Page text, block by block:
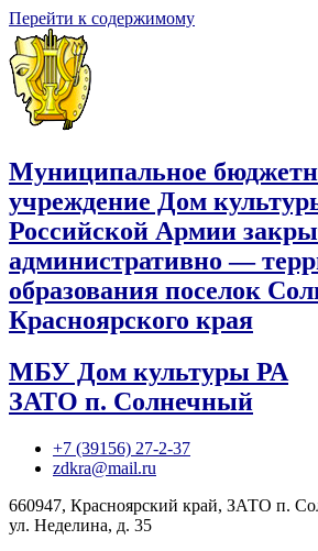
Перейти к содержимому
Муниципальное
учреждение Дом
Российской Армии
административно —
образования поселок
Красноярского края
МБУ Дом культуры РА
ЗАТО п. Солнечный
+7 (39156) 27-2-37
zdkra@mail.ru
660947, Красноярский край, ЗАТО п.
ул. Неделина, д. 35